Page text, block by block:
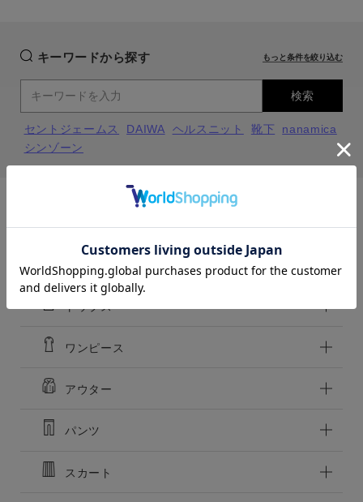
商品タイプ
ivory（12）
f
l.blue（30）
カートに入れる
black（99）
f
ivory（12）
f
f
black（99）
キーワードから探す もっと条件を絞り込む
検索
セントジェームス DAIWA ヘルスニット 靴下
nanamica
シンゾーン
MENS LADIES KIDS
トップス
ワンピース
アウター
パンツ
スカート